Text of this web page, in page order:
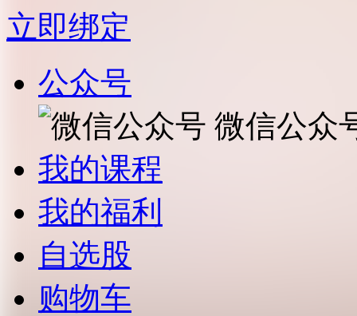
立即绑定
公众号
微信公众
我的课程
我的福利
自选股
购物车